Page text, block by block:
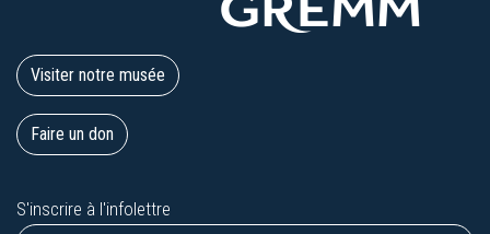
Visiter notre musée
Faire un don
S'inscrire à l'infolettre